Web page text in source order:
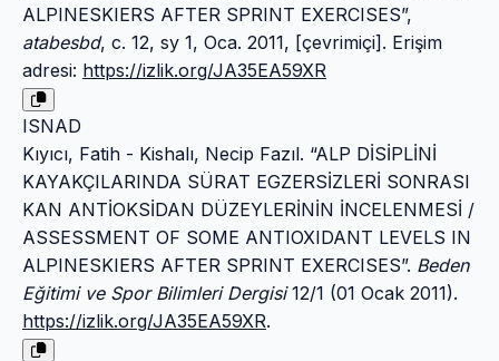
ALPINESKIERS AFTER SPRINT EXERCISES”,
atabesbd, c. 12, sy 1, Oca. 2011, [çevrimiçi]. Erişim
adresi: https://izlik.org/JA35EA59XR
ISNAD
Kıyıcı, Fatih - Kishalı, Necip Fazıl. “ALP DİSİPLİNİ
KAYAKÇILARINDA SÜRAT EGZERSİZLERİ SONRASI
KAN ANTİOKSİDAN DÜZEYLERİNİN İNCELENMESİ /
ASSESSMENT OF SOME ANTIOXIDANT LEVELS IN
ALPINESKIERS AFTER SPRINT EXERCISES”. Beden
Eğitimi ve Spor Bilimleri Dergisi12/1 (01 Ocak 2011).
https://izlik.org/JA35EA59XR.